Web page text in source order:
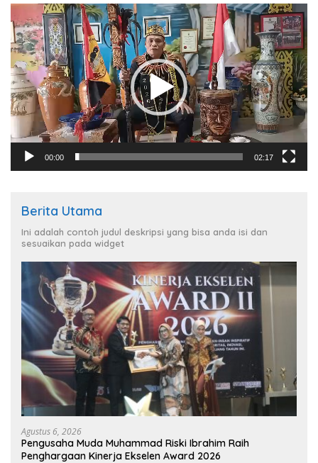
Pemutar
Video
00:00 02:17
Berita Utama
Ini adalah contoh judul deskripsi yang bisa anda isi dan
sesuaikan pada widget
Agustus 6, 2026
Pengusaha Muda Muhammad Riski Ibrahim Raih
Penghargaan Kinerja Ekselen Award 2026